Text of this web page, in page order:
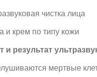
чистка лица
и крем по типу кожи
и результат
мертвые